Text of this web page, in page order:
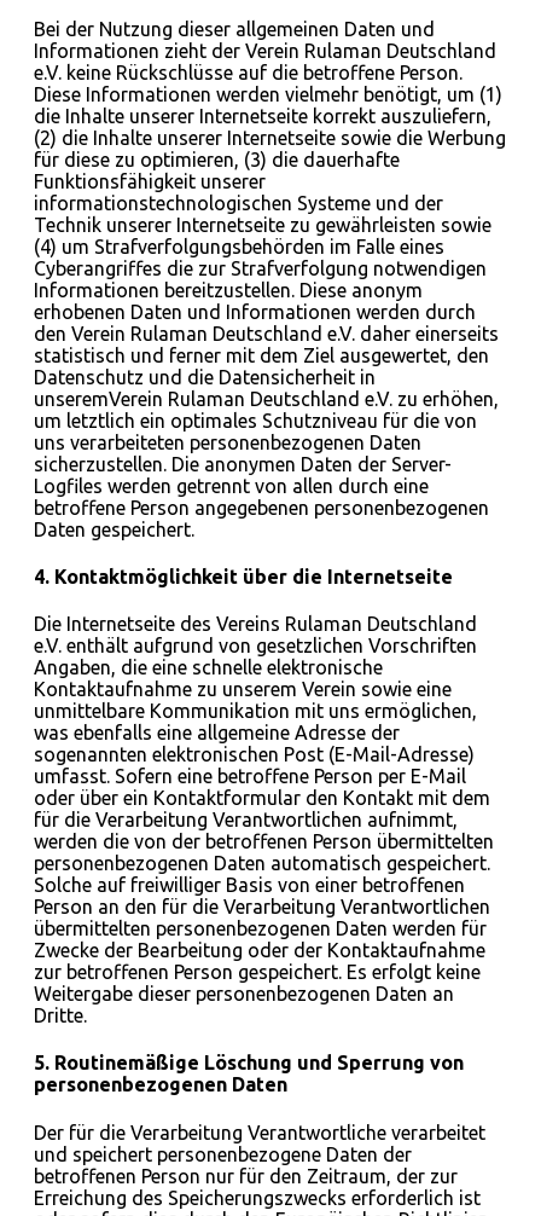
Bei der Nutzung dieser allgemeinen Daten und
Informationen zieht der Verein Rulaman Deutschland
e.V. keine Rückschlüsse auf die betroffene Person.
Diese Informationen werden vielmehr benötigt, um (1)
die Inhalte unserer Internetseite korrekt auszuliefern,
(2) die Inhalte unserer Internetseite sowie die Werbung
für diese zu optimieren, (3) die dauerhafte
Funktionsfähigkeit unserer
informationstechnologischen Systeme und der
Technik unserer Internetseite zu gewährleisten sowie
(4) um Strafverfolgungsbehörden im Falle eines
Cyberangriffes die zur Strafverfolgung notwendigen
Informationen bereitzustellen. Diese anonym
erhobenen Daten und Informationen werden durch
den Verein Rulaman Deutschland e.V. daher einerseits
statistisch und ferner mit dem Ziel ausgewertet, den
Datenschutz und die Datensicherheit in
unseremVerein Rulaman Deutschland e.V. zu erhöhen,
um letztlich ein optimales Schutzniveau für die von
uns verarbeiteten personenbezogenen Daten
sicherzustellen. Die anonymen Daten der Server-
Logfiles werden getrennt von allen durch eine
betroffene Person angegebenen personenbezogenen
Daten gespeichert.
4. Kontaktmöglichkeit über die Internetseite
Die Internetseite des Vereins Rulaman Deutschland
e.V. enthält aufgrund von gesetzlichen Vorschriften
Angaben, die eine schnelle elektronische
Kontaktaufnahme zu unserem Verein sowie eine
unmittelbare Kommunikation mit uns ermöglichen,
was ebenfalls eine allgemeine Adresse der
sogenannten elektronischen Post (E-Mail-Adresse)
umfasst. Sofern eine betroffene Person per E-Mail
oder über ein Kontaktformular den Kontakt mit dem
für die Verarbeitung Verantwortlichen aufnimmt,
werden die von der betroffenen Person übermittelten
personenbezogenen Daten automatisch gespeichert.
Solche auf freiwilliger Basis von einer betroffenen
Person an den für die Verarbeitung Verantwortlichen
übermittelten personenbezogenen Daten werden für
Zwecke der Bearbeitung oder der Kontaktaufnahme
zur betroffenen Person gespeichert. Es erfolgt keine
Weitergabe dieser personenbezogenen Daten an
Dritte.
5. Routinemäßige Löschung und Sperrung von
personenbezogenen Daten
Der für die Verarbeitung Verantwortliche verarbeitet
und speichert personenbezogene Daten der
betroffenen Person nur für den Zeitraum, der zur
Erreichung des Speicherungszwecks erforderlich ist